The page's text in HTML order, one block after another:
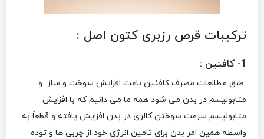
ترکیبات قرص رزبری کتون اصل :
1- کافئین :
طبق مطالعات مصرف کافئین باعث افزایش سوخت و ساز و
متابولیسم در بدن می شود همه ما می دانیم که با افزایش
متابولیسم سرعت سوختن کالری در بدن افزایش یافته و قطعاً به
واسطه همین امر بدن برای تامین انرژی خود از چربی ها و توده